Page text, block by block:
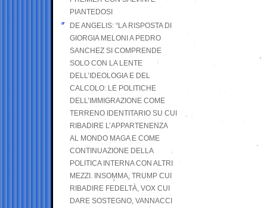
PIANTEDOSI
DE ANGELIS: “LA RISPOSTA DI
GIORGIA MELONI A PEDRO
SANCHEZ SI COMPRENDE
SOLO CON LA LENTE
DELL’IDEOLOGIA E DEL
CALCOLO: LE POLITICHE
DELL’IMMIGRAZIONE COME
TERRENO IDENTITARIO SU CUI
RIBADIRE L’APPARTENENZA
AL MONDO MAGA E COME
CONTINUAZIONE DELLA
POLITICA INTERNA CON ALTRI
MEZZI. INSOMMA, TRUMP CUI
RIBADIRE FEDELTÀ, VOX CUI
DARE SOSTEGNO, VANNACCI